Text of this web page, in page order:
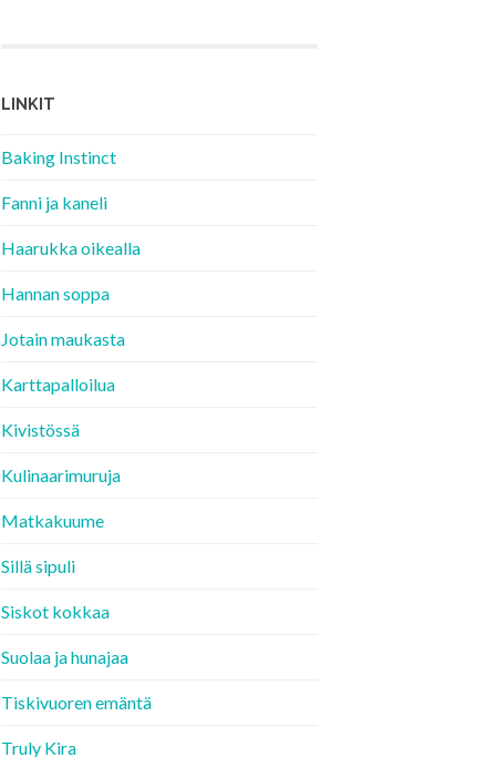
LINKIT
Baking Instinct
Fanni ja kaneli
Haarukka oikealla
Hannan soppa
Jotain maukasta
Karttapalloilua
Kivistössä
Kulinaarimuruja
Matkakuume
Sillä sipuli
Siskot kokkaa
Suolaa ja hunajaa
Tiskivuoren emäntä
Truly Kira